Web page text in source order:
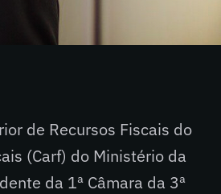
de Recursos Fiscais do
(Carf) do Ministério da
da 1ª Câmara da 3ª